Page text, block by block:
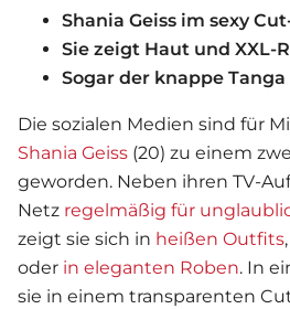
Shania Geiss im sexy
Sie zeigt Haut und XXL-
Sogar der knappe
Die sozialen Medien sind für
Shania Geiss (20) zu einem
geworden. Neben ihren TV-
Netz regelmäßig für
zeigt sie sich in heißen Outfits,
oder in eleganten Roben. In
sie in einem transparenten